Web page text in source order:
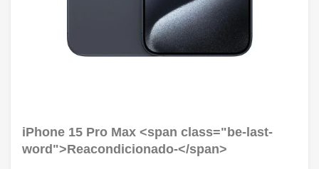
iPhone 15 Pro Max <span class="be-last-
word">Reacondicionado-</span>